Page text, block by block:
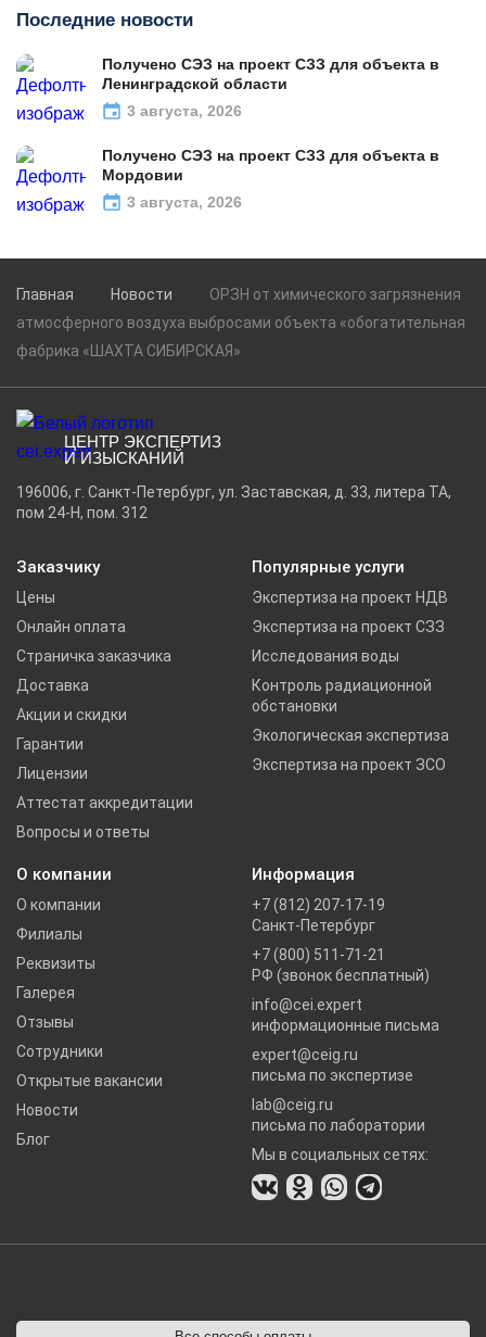
Последние новости
Получено СЭЗ на проект СЗЗ для объекта в
Ленинградской области
3 августа, 2026
Получено СЭЗ на проект СЗЗ для объекта в
Мордовии
3 августа, 2026
Главная Новости
ОРЗН от химического загрязнения
атмосферного воздуха выбросами объекта «обогатительная
фабрика «ШАХТА СИБИРСКАЯ»
ЦЕНТР ЭКСПЕРТИЗ
И ИЗЫСКАНИЙ
196006, г. Санкт-Петербург, ул. Заставская, д. 33, литера ТА,
пом 24-Н, пом. 312
Заказчику
Цены
Онлайн оплата
Страничка заказчика
Доставка
Акции и скидки
Гарантии
Лицензии
Аттестат аккредитации
Вопросы и ответы
Популярные услуги
Экспертиза на проект НДВ
Экспертиза на проект СЗЗ
Исследования воды
Контроль радиационной
обстановки
Экологическая экспертиза
Экспертиза на проект ЗСО
О компании
О компании
Филиалы
Реквизиты
Галерея
Отзывы
Сотрудники
Открытые вакансии
Новости
Блог
Информация
+7 (812) 207-17-19
Санкт-Петербург
+7 (800) 511-71-21
РФ (звонок бесплатный)
info@cei.expert
информационные письма
expert@ceig.ru
письма по экспертизе
lab@ceig.ru
письма по лаборатории
Мы в социальных сетях: